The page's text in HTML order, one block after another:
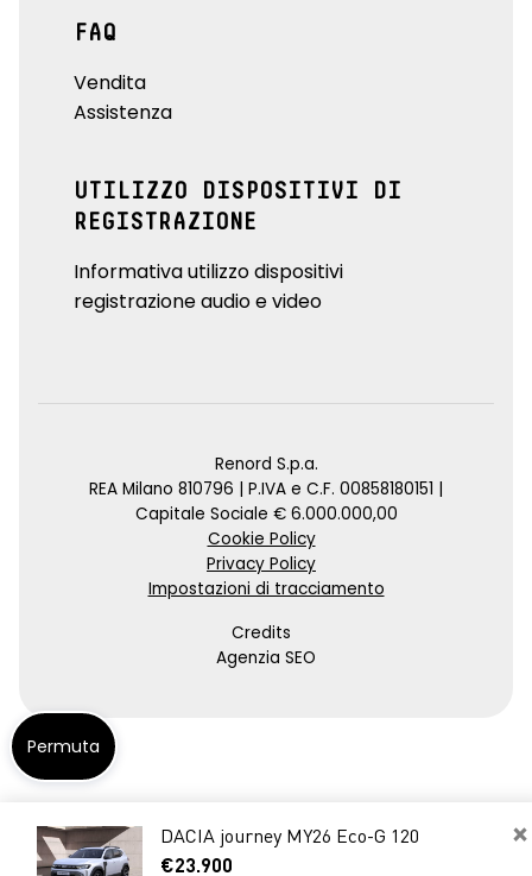
×
DACIA journey MY26 Eco-G 120
€23.900
FAQ
Vendita
Assistenza
UTILIZZO DISPOSITIVI DI
REGISTRAZIONE
Informativa utilizzo dispositivi
registrazione audio e video
Renord S.p.a.
REA Milano 810796 | P.IVA e C.F. 00858180151 |
Capitale Sociale € 6.000.000,00
Cookie Policy
Privacy Policy
Impostazioni di tracciamento
Credits
Agenzia SEO
Permuta